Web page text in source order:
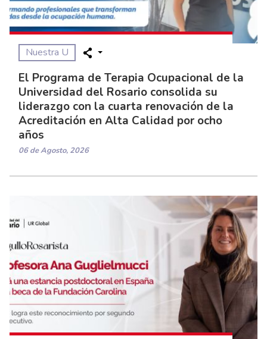
Nuestra U
El Programa de Terapia Ocupacional de la
Universidad del Rosario consolida su
liderazgo con la cuarta renovación de la
Acreditación en Alta Calidad por ocho
años
06 de Agosto, 2026